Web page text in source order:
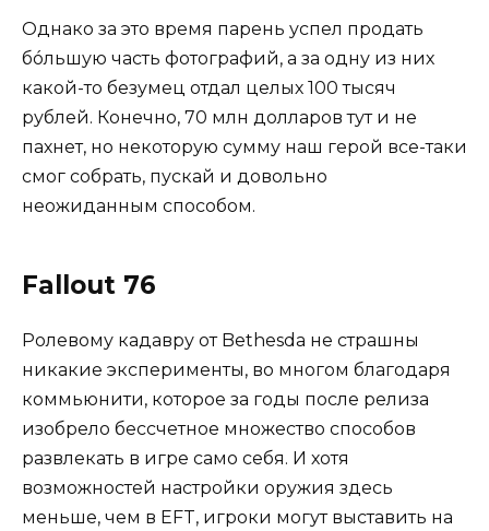
Однако за это время парень успел продать
бóльшую часть фотографий, а за одну из них
какой-то безумец отдал целых 100 тысяч
рублей. Конечно, 70 млн долларов тут и не
пахнет, но некоторую сумму наш герой все-таки
смог собрать, пускай и довольно
неожиданным способом.
Fallout 76
Ролевому кадавру от Bethesda не страшны
никакие эксперименты, во многом благодаря
коммьюнити, которое за годы после релиза
изобрело бессчетное множество способов
развлекать в игре само себя. И хотя
возможностей настройки оружия здесь
меньше, чем в EFT, игроки могут выставить на